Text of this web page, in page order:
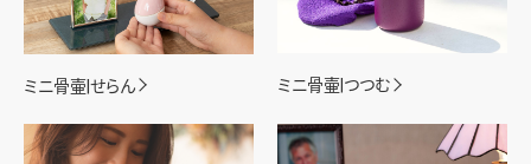
ミニ骨壷|せらん ミニ骨壷|つつむ